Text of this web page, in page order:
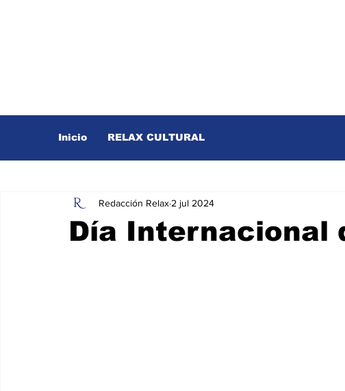
Inicio RELAX CULTURAL
Día Internacional
Redacción Relax 2 jul 2024